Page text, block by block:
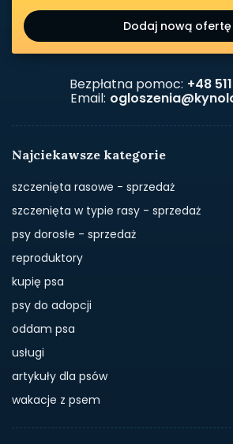
Dodaj nową ofertę
Bezpłatna pomoc: +48
Email:
Najciekawsze kategorie
szczenięta rasowe - sprzedaż
szczenięta w typie rasy - sprzedaż
psy dorosłe - sprzedaż
reproduktory
kupię psa
psy do adopcji
oddam psa
usługi
artykuły dla psów
wakacje z psem